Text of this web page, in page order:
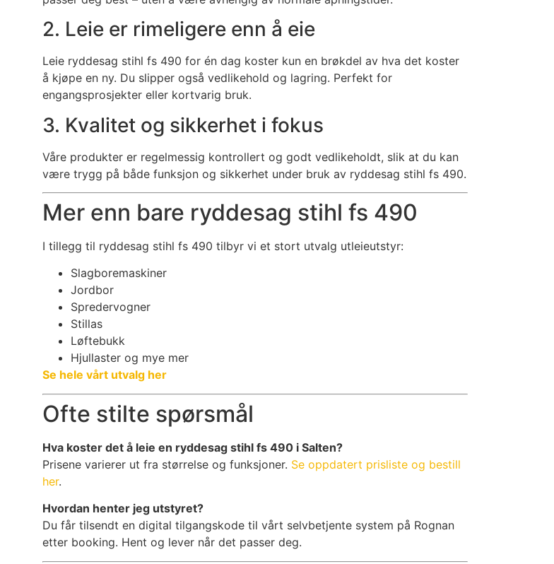
2. Leie er rimeligere enn å eie
Leie ryddesag stihl fs 490 for én dag koster kun en brøkdel av hva det koster
å kjøpe en ny. Du slipper også vedlikehold og lagring. Perfekt for
engangsprosjekter eller kortvarig bruk.
3. Kvalitet og sikkerhet i fokus
Våre produkter er regelmessig kontrollert og godt vedlikeholdt, slik at du kan
være trygg på både funksjon og sikkerhet under bruk av ryddesag stihl fs 490.
Mer enn bare ryddesag stihl fs 490
I tillegg til ryddesag stihl fs 490 tilbyr vi et stort utvalg utleieutstyr:
Slagboremaskiner
Jordbor
Spredervogner
Stillas
Løftebukk
Hjullaster og mye mer
Se hele vårt utvalg her
Ofte stilte spørsmål
Hva koster det å leie en ryddesag stihl fs 490 i Salten?
Prisene varierer ut fra størrelse og funksjoner. Se oppdatert prisliste og bestill
her.
Hvordan henter jeg utstyret?
Du får tilsendt en digital tilgangskode til vårt selvbetjente system på Rognan
etter booking. Hent og lever når det passer deg.